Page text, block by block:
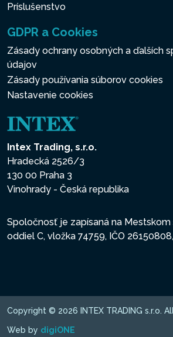
Príslušenstvo
GDPR a Cookies
Zásady ochrany osobných a ďalších
údajov
Zásady používania súborov cookies
Nastavenie cookies
Intex Trading, s.r.o.
Hradecká 2526/3
130 00 Praha 3
Vinohrady - Česká republika
Spoločnosť je zapísaná na Mestskom
oddiel C, vložka 74759, IČO
Copyright © 2026 INTEX TRADING s.r.o.
Web by digiONE